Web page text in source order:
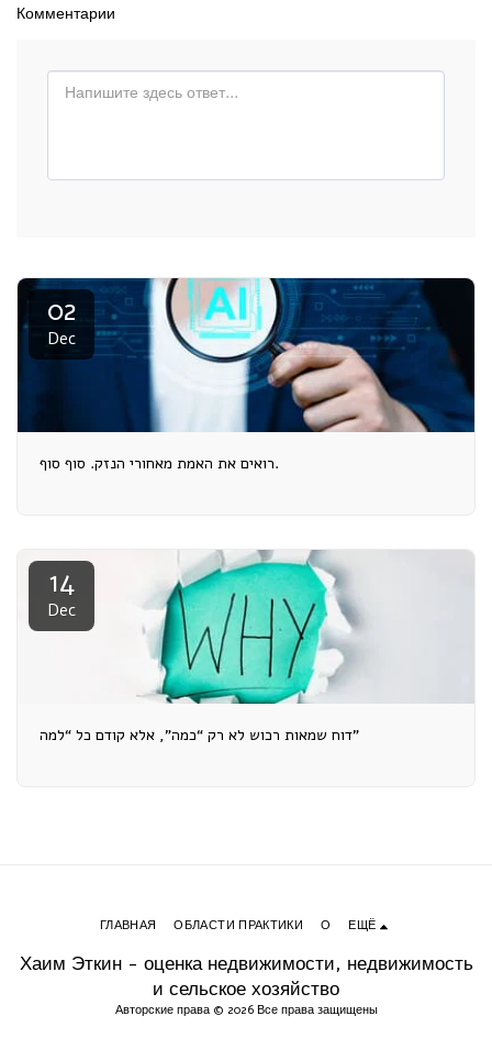
Комментарии
02
Dec
רואים את האמת מאחורי הנזק. סוף סוף.
14
Dec
דוח שמאות רכוש לא רק “כמה”, אלא קודם כל “למה”
Хаим Эткин - оценка недвижимости, недвижимость
и сельское хозяйство
Авторские права © 2026 Все права защищены
ГЛАВНАЯ ОБЛАСТИ ПРАКТИКИ О ЕЩЁ